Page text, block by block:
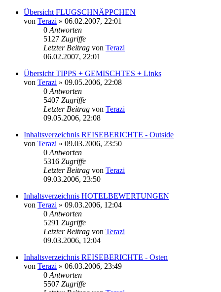
Übersicht FLUGSCHNÄPPCHEN
von Terazi » 06.02.2007, 22:01
0 Antworten
5127 Zugriffe
Letzter Beitrag von Terazi
06.02.2007, 22:01
Übersicht TIPPS + GEMISCHTES + Links
von Terazi » 09.05.2006, 22:08
0 Antworten
5407 Zugriffe
Letzter Beitrag von Terazi
09.05.2006, 22:08
Inhaltsverzeichnis REISEBERICHTE - Outside
von Terazi » 09.03.2006, 23:50
0 Antworten
5316 Zugriffe
Letzter Beitrag von Terazi
09.03.2006, 23:50
Inhaltsverzeichnis HOTELBEWERTUNGEN
von Terazi » 09.03.2006, 12:04
0 Antworten
5291 Zugriffe
Letzter Beitrag von Terazi
09.03.2006, 12:04
Inhaltsverzeichnis REISEBERICHTE - Osten
von Terazi » 06.03.2006, 23:49
0 Antworten
5507 Zugriffe